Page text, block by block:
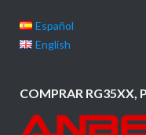
Español
English
COMPRAR RG35XX,